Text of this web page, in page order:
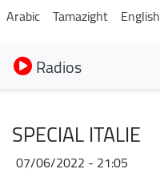
Arabic Tamazight English
Radios
SPECIAL ITALIE
07/06/2022 - 21:05